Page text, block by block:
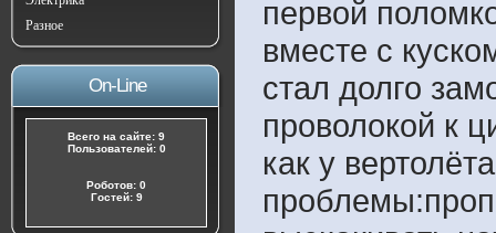
Разное
On-Line
Всего на сайте: 9
Пользователей: 0
Роботов: 0
Гостей: 9
первой
вместе с
стал долго
проволокой к
как у